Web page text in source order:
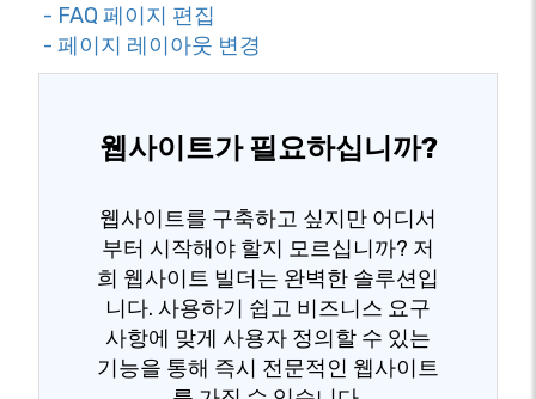
- FAQ 페이지 편집
- 페이지 레이아웃 변경
웹사이트가 필요하십니까?
웹사이트를 구축하고 싶지만 어디서
부터 시작해야 할지 모르십니까? 저
희 웹사이트 빌더는 완벽한 솔루션입
니다. 사용하기 쉽고 비즈니스 요구
사항에 맞게 사용자 정의할 수 있는
기능을 통해 즉시 전문적인 웹사이트